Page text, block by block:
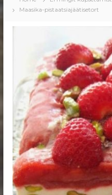
Maasika-pistaatsiajäätisetort